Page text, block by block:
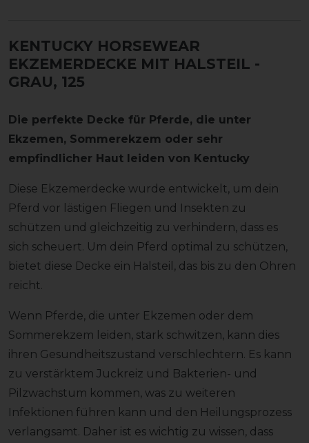
KENTUCKY HORSEWEAR
EKZEMERDECKE MIT HALSTEIL -
GRAU, 125
Die perfekte Decke für Pferde, die unter
Ekzemen, Sommerekzem oder sehr
empfindlicher Haut leiden von Kentucky
Diese Ekzemerdecke wurde entwickelt, um dein
Pferd vor lästigen Fliegen und Insekten zu
schützen und gleichzeitig zu verhindern, dass es
sich scheuert. Um dein Pferd optimal zu schützen,
bietet diese Decke ein Halsteil, das bis zu den Ohren
reicht.
Wenn Pferde, die unter Ekzemen oder dem
Sommerekzem leiden, stark schwitzen, kann dies
ihren Gesundheitszustand verschlechtern. Es kann
zu verstärktem Juckreiz und Bakterien- und
Pilzwachstum kommen, was zu weiteren
Infektionen führen kann und den Heilungsprozess
verlangsamt. Daher ist es wichtig zu wissen, dass